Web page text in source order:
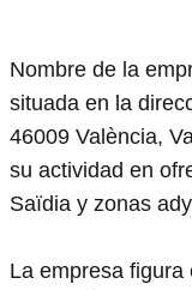
Nombre de la
situada en la
46009 València,
su actividad en
Saïdia y zonas
La empresa